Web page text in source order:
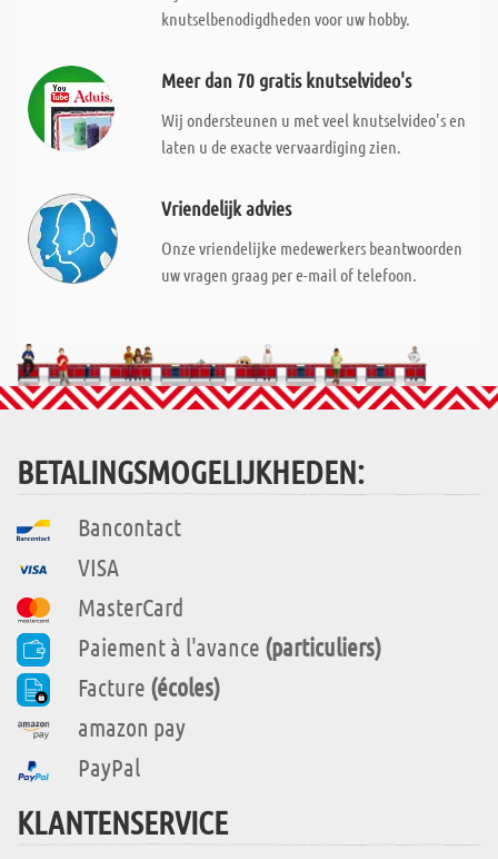
knutselbenodigdheden voor uw hobby.
Meer dan 70 gratis knutselvideo's
Wij ondersteunen u met veel knutselvideo's en
laten u de exacte vervaardiging zien.
Vriendelijk advies
Onze vriendelijke medewerkers beantwoorden
uw vragen graag per e-mail of telefoon.
BETALINGSMOGELIJKHEDEN:
Bancontact
VISA
MasterCard
Paiement à l'avance (particuliers)
Facture (écoles)
amazon pay
PayPal
KLANTENSERVICE